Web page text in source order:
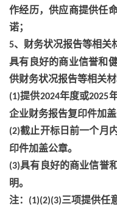
作经历，供应商提供任
诺；
5、财务状况报告等相关
具有良好的商业信誉和
供财务状况报告等相关材
(1)提供2024年度或2025
企业财务报告复印件加
(2)截止开标日前一个月
印件加盖公章。
(3)具有良好的商业信誉
明。
注： (1)(2)(3)三项提供任